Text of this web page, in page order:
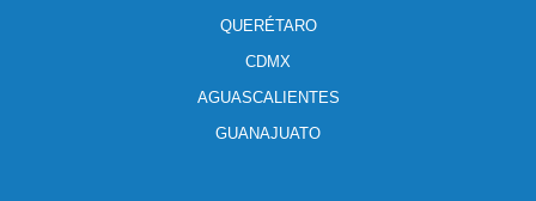
QUERÉTARO
CDMX
AGUASCALIENTES
GUANAJUATO